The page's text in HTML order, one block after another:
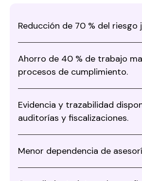
Reducción de 70 % del riesgo
Ahorro de 40 % de trabajo
procesos de cumplimiento.
Evidencia y trazabilidad
auditorías y fiscalizaciones.
Menor dependencia de